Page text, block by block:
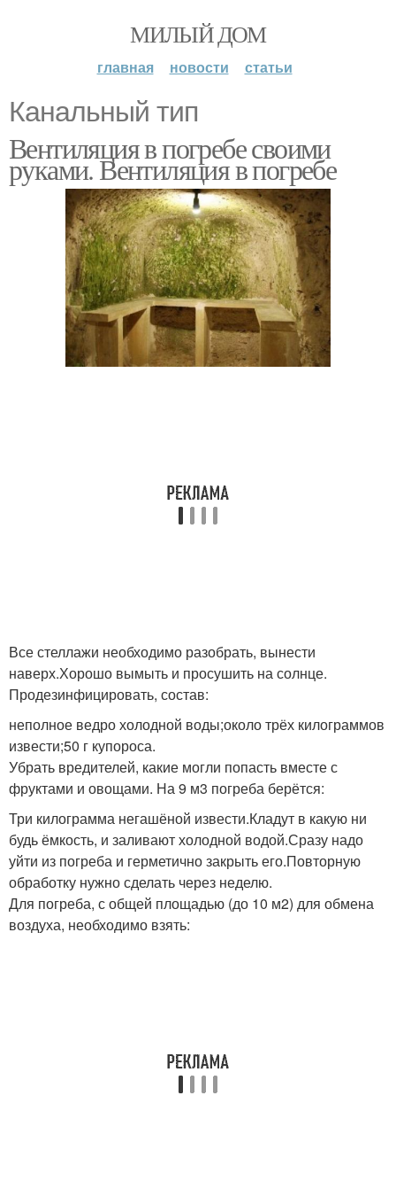
МИЛЫЙ ДОМ
главная новости статьи
Канальный тип
Вентиляция в погребе своими
руками. Вентиляция в погребе
Все стеллажи необходимо разобрать, вынести
наверх.Хорошо вымыть и просушить на солнце.
Продезинфицировать, состав:
неполное ведро холодной воды;около трёх килограммов
извести;50 г купороса.
Убрать вредителей, какие могли попасть вместе с
фруктами и овощами. На 9 м3 погреба берётся:
Три килограмма негашёной извести.Кладут в какую ни
будь ёмкость, и заливают холодной водой.Сразу надо
уйти из погреба и герметично закрыть его.Повторную
обработку нужно сделать через неделю.
Для погреба, с общей площадью (до 10 м2) для обмена
воздуха, необходимо взять: